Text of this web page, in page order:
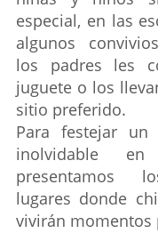
especial, en las
algunos
los padres les
juguete o los
sitio preferido.
Para festejar
inolvidable
presentamos
lugares donde
vivirán momentos